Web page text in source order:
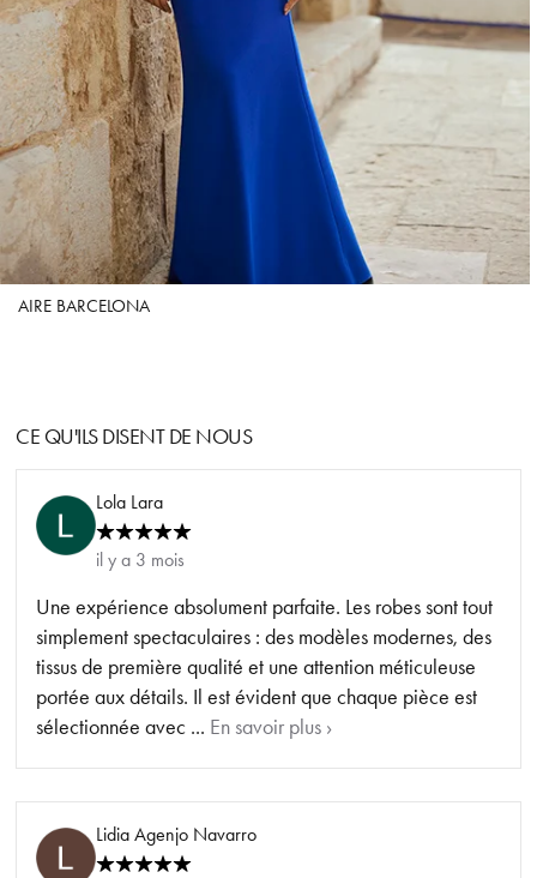
AIRE BARCELONA
CE QU'ILS DISENT DE NOUS
Lola Lara
il y a 3 mois
Une expérience absolument parfaite. Les robes sont tout
simplement spectaculaires : des modèles modernes, des
tissus de première qualité et une attention méticuleuse
portée aux détails. Il est évident que chaque pièce est
sélectionnée avec ... En savoir plus ›
Lidia Agenjo Navarro